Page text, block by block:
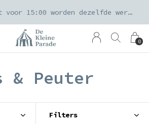
0
Orders geplaatst voor 15:00 worden dezelfde werkdag verzonden
& Peuter
Filters